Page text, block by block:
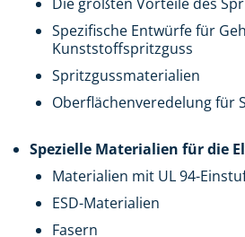
Spezifische Entwürfe für
Kunststoffspritzguss
Spritzgussmaterialien
Oberflächenveredelung für
Spezielle Materialien für die
Materialien mit UL 94-
ESD-Materialien
Fasern